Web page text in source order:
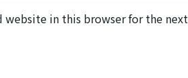
website in this browser for the